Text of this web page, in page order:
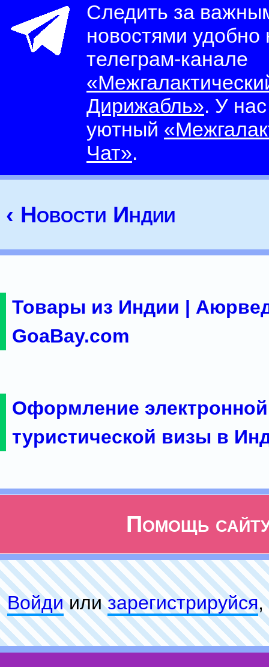
Следить за
новостями
телеграм-канале
Дирижабль». У
уютный
Чат».
‹ Новости Индии
Товары из Индии |
GoaBay.com
Оформление электронной
туристической визы в
Помощь
Войдиилизарeгиcтpируйся,